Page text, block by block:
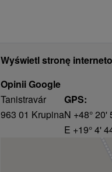
Wyświetl stronę
Opinii Google
Tanistravár
963 01 Krupina
GPS:
N +48° 20'
E +19° 4'